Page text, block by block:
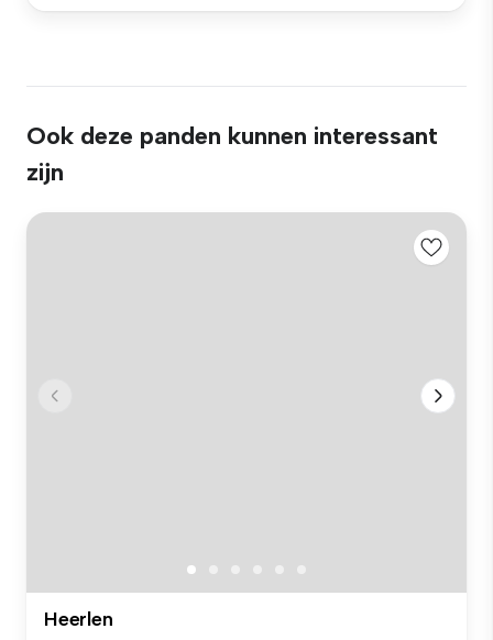
Ook deze panden kunnen interessant
zijn
Heerlen